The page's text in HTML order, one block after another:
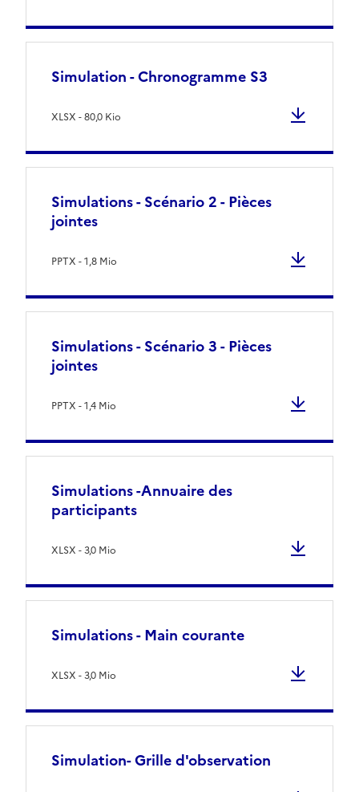
Simulation - Chronogramme S3
XLSX - 80,0 Kio
Simulations - Scénario 2 - Pièces
jointes
PPTX - 1,8 Mio
Simulations - Scénario 3 - Pièces
jointes
PPTX - 1,4 Mio
Simulations -Annuaire des
participants
XLSX - 3,0 Mio
Simulations - Main courante
XLSX - 3,0 Mio
Simulation- Grille d'observation